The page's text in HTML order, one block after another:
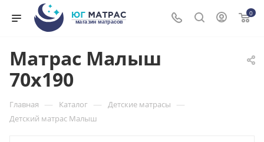
0
Матрас Малыш
70x190
Главная — Каталог — Детские матрасы —
Детский матрас Малыш